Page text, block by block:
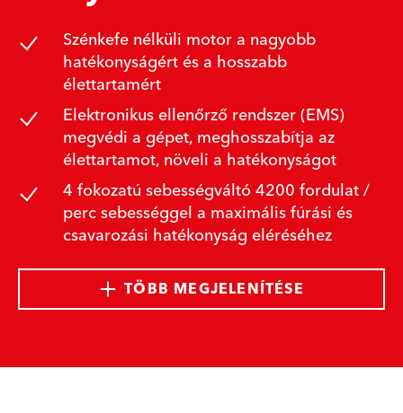
Szénkefe nélküli motor a nagyobb
hatékonyságért és a hosszabb
élettartamért
Elektronikus ellenőrző rendszer (EMS)
megvédi a gépet, meghosszabítja az
élettartamot, növeli a hatékonyságot
4 fokozatú sebességváltó 4200 fordulat /
perc sebességgel a maximális fúrási és
csavarozási hatékonyság eléréséhez
TÖBB MEGJELENÍTÉSE